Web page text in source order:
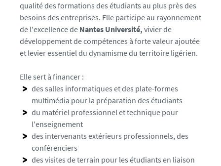
qualité des formations des étudiants au plus près des
besoins des entreprises. Elle participe au rayonnement
de l'excellence de Nantes Université, vivier de
développement de compétences à forte valeur ajoutée
et levier essentiel du dynamisme du territoire ligérien.
Elle sert à financer :
des salles informatiques et des plate-formes
multimédia pour la préparation des étudiants
du matériel professionnel et technique pour
l'enseignement
des intervenants extérieurs professionnels, des
conférenciers
des visites de terrain pour les étudiants en liaison